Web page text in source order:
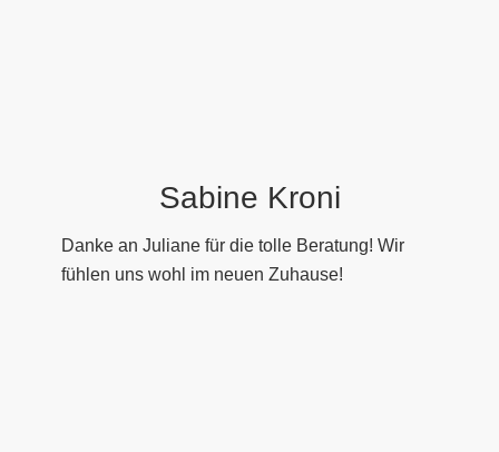
Sabine Kroni
Danke an Juliane für die tolle Beratung! Wir
fühlen uns wohl im neuen Zuhause!